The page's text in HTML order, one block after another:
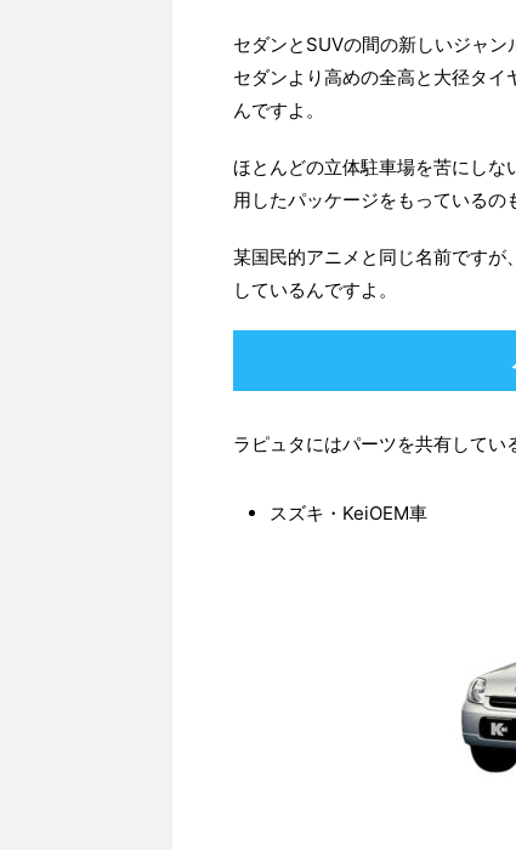
セダンとSUVの間の新しいジャン
セダンより高めの全高と大径タ
んですよ。
ほとんどの立体駐車場を苦にし
用したパッケージをもっているの
某国民的アニメと同じ名前です
しているんですよ。
ラピュタにはパーツを共有してい
スズキ・KeiOEM車